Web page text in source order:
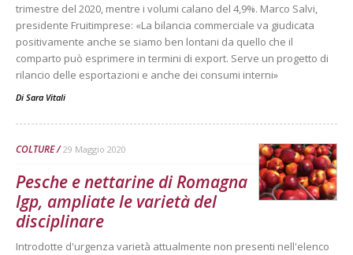
trimestre del 2020, mentre i volumi calano del 4,9%. Marco Salvi,
presidente Fruitimprese: «La bilancia commerciale va giudicata
positivamente anche se siamo ben lontani da quello che il
comparto può esprimere in termini di export. Serve un progetto di
rilancio delle esportazioni e anche dei consumi interni»
Di Sara Vitali
COLTURE 29 Maggio 2020
Pesche e nettarine di Romagna
Igp, ampliate le varietà del
disciplinare
Introdotte d'urgenza varietà attualmente non presenti nell'elenco